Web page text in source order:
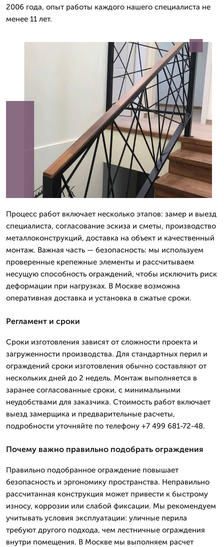
2006 года, опыт работы каждого нашего специалиста не
менее 11 лет.
Процесс работ включает несколько этапов: замер и выезд
специалиста, согласование эскиза и сметы, производство
металлоконструкций, доставка на объект и качественный
монтаж. Важная часть — безопасность: мы используем
проверенные крепежные элементы и рассчитываем
несущую способность ограждений, чтобы исключить риск
деформации при нагрузках. В Москве возможна
оперативная доставка и установка в сжатые сроки.
Регламент и сроки
Сроки изготовления зависят от сложности проекта и
загруженности производства. Для стандартных перил и
ограждений сроки изготовления обычно составляют от
нескольких дней до 2 недель. Монтаж выполняется в
заранее согласованные сроки, с минимальными
неудобствами для заказчика. Стоимость работ включает
выезд замерщика и предварительные расчеты,
подробности уточняйте по телефону +7 499 681-72-48.
Почему важно правильно подобрать ограждения
Правильно подобранное ограждение повышает
безопасность и эргономику пространства. Неправильно
рассчитанная конструкция может привести к быстрому
износу, коррозии или слабой фиксации. Мы рекомендуем
учитывать условия эксплуатации: уличные перила
требуют другого подхода, чем лестничные ограждения
внутри помещения. В Москве мы выполняем расчет